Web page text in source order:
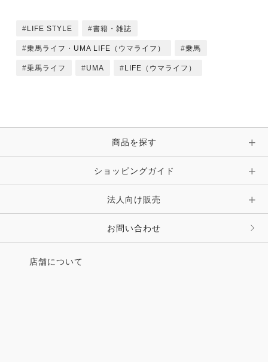
・馬好きが集う「サロン・ド・ムーティエ」始動！
好評連載！＆お役たち情報コーナー
・人と馬に出会う旅 お互いに助け合い
最後の日まで 一緒に暮らそう
・馬がいる場所 空と、海と、与那国馬
・森 裕悟のこんな感じで、どうでしょう 馬のブレー
キは全ての基本
・馬探訪 バクシンテイオー
LIFE STYLE 書籍・雑誌
乗馬ライフ・UMA LIFE（ウマライフ） 乗馬
乗馬ライフ UMA LIFE（ウマライフ）
商品を探す
ショッピングガイド
法人向け販売
お問い合わせ
店舗について